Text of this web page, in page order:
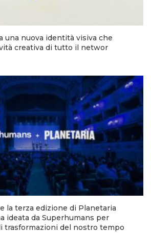
una nuova identità visiva che
creativa di tutto il networ
la terza edizione di Planetaria
ideata da Superhumans per
trasformazioni del nostro tempo